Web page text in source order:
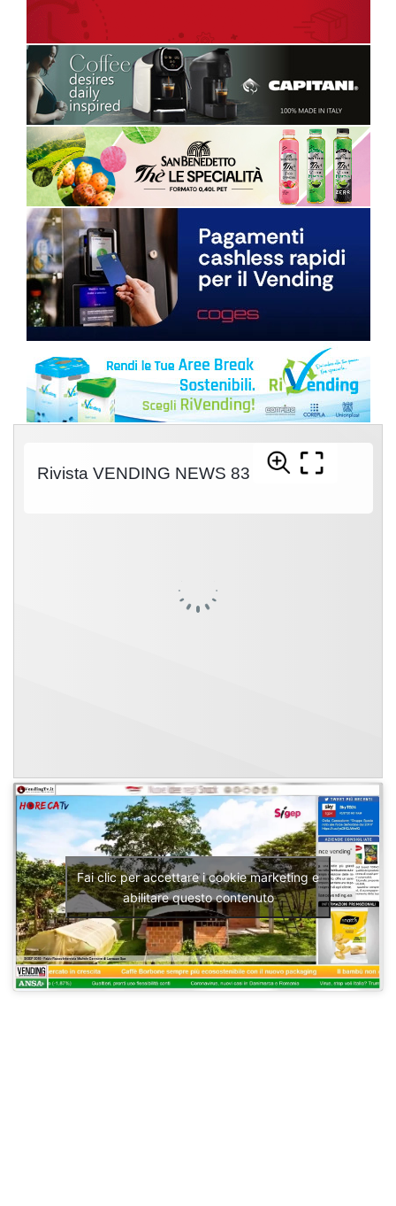
Fai clic per accettare i cookie marketing e
abilitare questo contenuto